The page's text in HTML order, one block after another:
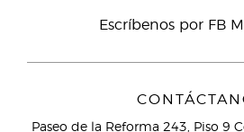
Escríbenos por FB
Paseo de la Reforma 243, Piso 9